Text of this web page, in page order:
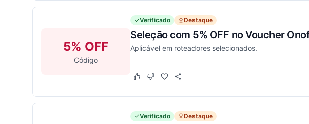
5% OFF
Código
Verificado Destaque
Seleção com 5% OFF no Voucher
Aplicável em roteadores selecionados.
Este cupom funcionou
Este cupom não funcionou
Verificado Destaque